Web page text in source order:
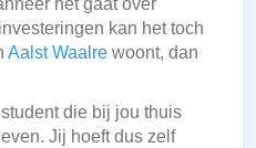
het gaat over
kan het toch
Aalst Waalre woont, dan
die bij jou thuis
Jij hoeft dus zelf